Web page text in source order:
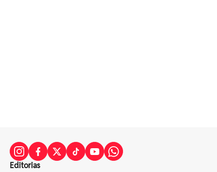
Editorias